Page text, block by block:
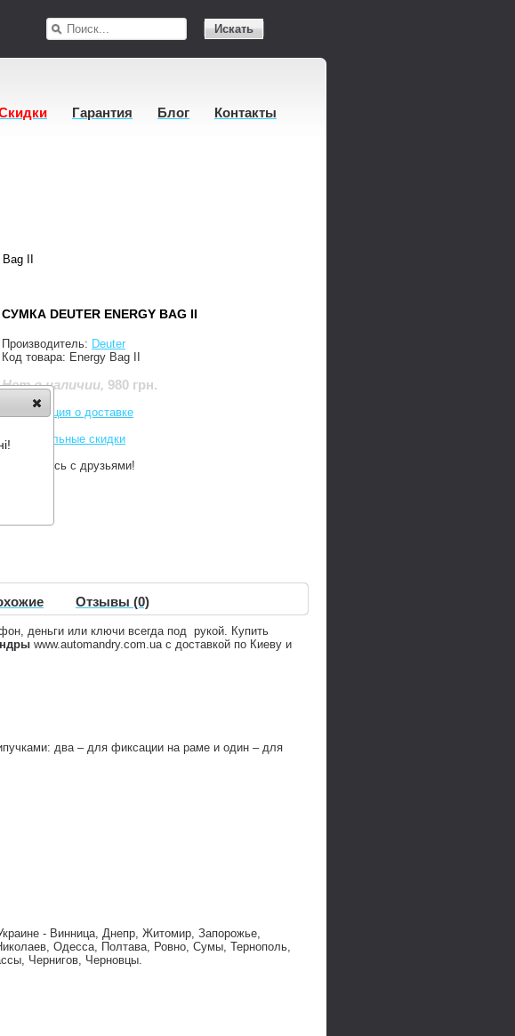
Искать
Гарантия Блог Контакты
II
СУМКА DEUTER ENERGY BAG II
Производитель: Deuter
Код товара: Energy Bag II
Нет в наличии, 980 грн.
Информация о доставке
Накопительные скидки
Поделитесь с друзьями!
Отзывы (0)
деньги или ключи всегда под рукой. Купить
www.automandry.com.ua с доставкой по Киеву и
два – для фиксации на раме и один – для
- Винница, Днепр, Житомир, Запорожье,
Одесса, Полтава, Ровно, Сумы, Тернополь,
Чернигов, Черновцы.